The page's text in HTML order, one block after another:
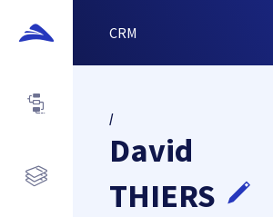
CRM
/
David
THIERS